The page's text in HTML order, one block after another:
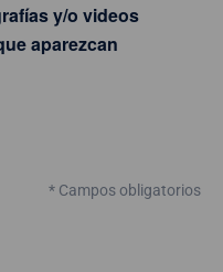
y/o videos
aparezcan
* Campos obligatorios